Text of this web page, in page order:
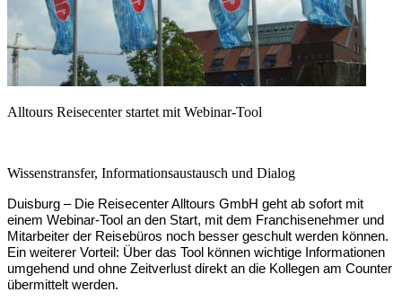
Alltours Reisecenter startet mit Webinar-Tool
Wissenstransfer, Informationsaustausch und Dialog
Duisburg – Die Reisecenter Alltours GmbH geht ab sofort mit
einem Webinar-Tool an den Start, mit dem Franchisenehmer und
Mitarbeiter der Reisebüros noch besser geschult werden können.
Ein weiterer Vorteil: Über das Tool können wichtige Informationen
umgehend und ohne Zeitverlust direkt an die Kollegen am Counter
übermittelt werden.